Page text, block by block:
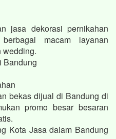
jasa dekorasi pernikahan
macam layanan
wedding.
Bandung
bekas dijual di Bandung di
promo besar besaran
Kota Jasa dalam Bandung